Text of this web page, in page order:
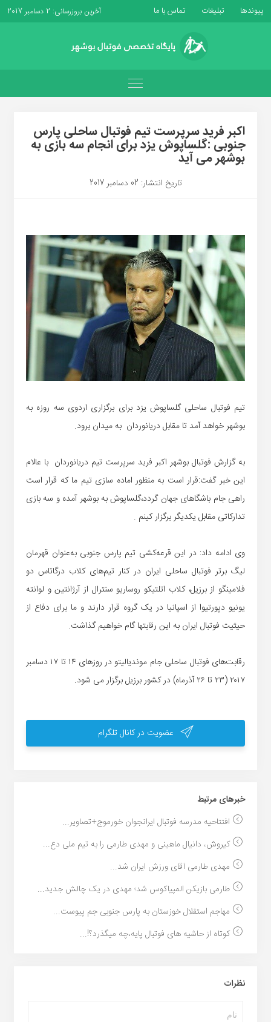
پیوندها تبلیغات تماس با ما آخرین بروزرسانی: 2 دسامبر 2017
اکبر فرید سرپرست تیم فوتبال ساحلی پارس
جنوبی :گلساپوش یزد برای انجام سه بازی به
بوشهر می آید
تاریخ انتشار: 02 دسامبر 2017
تیم فوتبال ساحلی گلساپوش یزد برای برگزاری اردوی سه روزه به
بوشهر خواهد آمد تا مقابل دریانوردان به میدان برود.
به گزارش فوتبال بوشهر اکبر فرید سرپرست تیم دریانوردان با عالام
این خبر گفت:قرار است به منظور اماده سازی تیم ما که قرار است
راهی جام باشگاهای جهان گردد،گلساپوش به بوشهر آمده و سه بازی
تدارکاتی مقابل یکدیگر برگزار کینم .
وی ادامه داد: در این قرعه‌کشی تیم پارس جنوبی به‌عنوان قهرمان
لیگ برتر فوتبال ساحلی ایران در کنار تیم‌های کلاب درگاتاس دو
فلامینگو از برزیل، کلاب اتلتیکو روساریو سنترال از آرژانتین و لوانته
یونیو دپورتیوا از اسپانیا در یک گروه قرار دارند و ما برای دفاع از
حیثیت فوتبال ایران به این رقابتها گام خواهیم گذاشت.
رقابت‌های فوتبال ساحلی جام موندیالیتو در روزهای ۱۴ تا ۱۷ دسامبر
۲۰۱۷ (۲۳ تا ۲۶ آذرماه) در کشور برزیل برگزار می شود.
عضویت در کانال تلگرام
خبر‌های مرتبط
افتتاحیه مدرسه فوتبال ایرانجوان خورموج+تصاویر...
کیروش، دانیال ماهینی و مهدی طارمی را به تیم ملی دع...
مهدی طارمی آقای ورزش ایران شد...
طارمی بازیکن المپیاکوس شد؛ مهدی در یک چالش جدید...
مهاجم استقلال خوزستان به پارس جنوبی جم پیوست...
کوتاه از حاشیه های فوتبال پایه،چه میگذرد؟!...
نظرات